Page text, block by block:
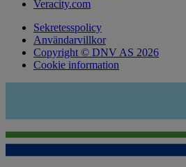
Veracity.com
Sekretesspolicy
Användarvillkor
Copyright © DNV AS 2026
Cookie information